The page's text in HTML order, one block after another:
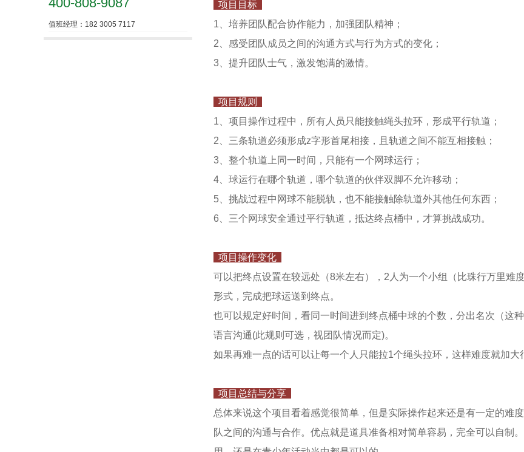
值班经理：182 3005 7117
项目目标
1、培养团队配合协作能力，加强团队精神；
2、感受团队成员之间的沟通方式与行为方式的变化；
3、提升团队士气，激发饱满的激情。
项目规则
1、项目操作过程中，所有人员只能接触绳头拉环，形成平行轨道；
2、三条轨道必须形成z字形首尾相接，且轨道之间不能互相接触；
3、整个轨道上同一时间，只能有一个网球运行；
4、球运行在哪个轨道，哪个轨道的伙伴双脚不允许移动；
5、挑战过程中网球不能脱轨，也不能接触除轨道外其他任何东西；
6、三个网球安全通过平行轨道，抵达终点桶中，才算挑战成功。
项目操作变化
可以把终点设置在较远处（8米左右），2人为一个小组（比珠行万里难
形式，完成把球运送到终点。
也可以规定好时间，看同一时间进到终点桶中球的个数，分出名次（这
语言沟通(此规则可选，视团队情况而定)。
如果再难一点的话可以让每一个人只能拉1个绳头拉环，这样难度就加大
项目总结与分享
总体来说这个项目看着感觉很简单，但是实际操作起来还是有一定的难
队之间的沟通与合作。优点就是道具准备相对简单容易，完全可以自制